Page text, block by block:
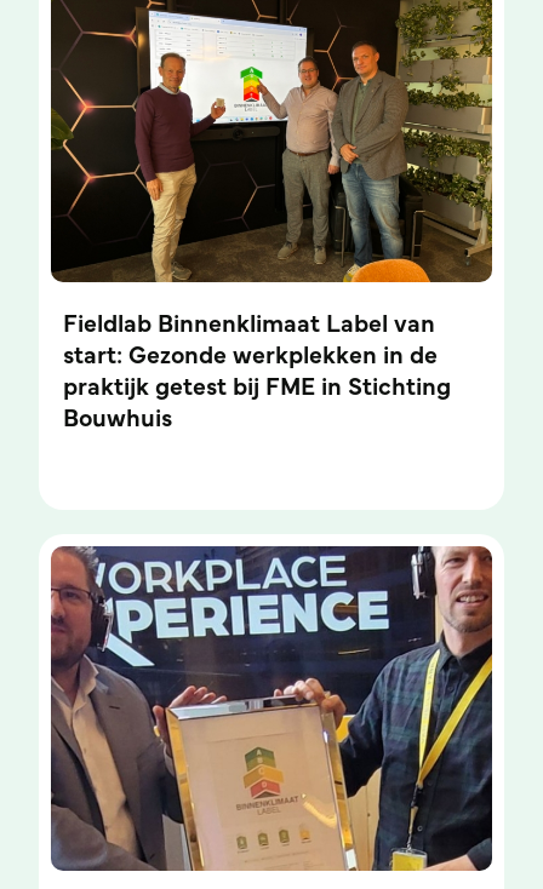
Fieldlab Binnenklimaat Label van
start: Gezonde werkplekken in de
praktijk getest bij FME in Stichting
Bouwhuis